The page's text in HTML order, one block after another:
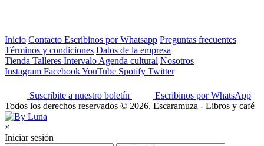
Inicio Contacto Escribinos por Whatsapp Preguntas frecuentes
Términos y condiciones Datos de la empresa
Tienda Talleres Intervalo Agenda cultural Nosotros
Instagram FacebookYouTube Spotify Twitter
Suscribite a nuestro boletín
Escribinos por WhatsApp
Todos los derechos reservados © 2026, Escaramuza - Libros y café
×
Iniciar sesión